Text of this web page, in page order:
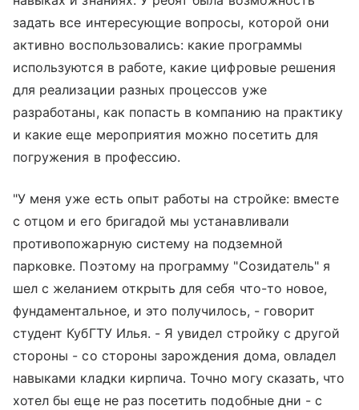
задать все интересующие вопросы, которой они
активно воспользовались: какие программы
используются в работе, какие цифровые решения
для реализации разных процессов уже
разработаны, как попасть в компанию на практику
и какие еще мероприятия можно посетить для
погружения в профессию.
"У меня уже есть опыт работы на стройке: вместе
с отцом и его бригадой мы устанавливали
противопожарную систему на подземной
парковке. Поэтому на программу "Созидатель" я
шел с желанием открыть для себя что-то новое,
фундаментальное, и это получилось, - говорит
студент КубГТУ Илья. - Я увидел стройку с другой
стороны - со стороны зарождения дома, овладел
навыками кладки кирпича. Точно могу сказать, что
хотел бы еще не раз посетить подобные дни - с